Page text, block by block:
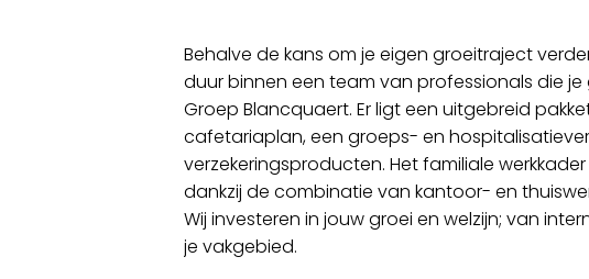
Behalve de kans om je eigen groeitraject
duur binnen een team van professionals die
Groep Blancquaert. Er ligt een uitgebreid
cafetariaplan, een groeps- en
verzekeringsproducten. Het familiale
dankzij de combinatie van kantoor- en
Wij investeren in jouw groei en welzijn; van
je vakgebied.